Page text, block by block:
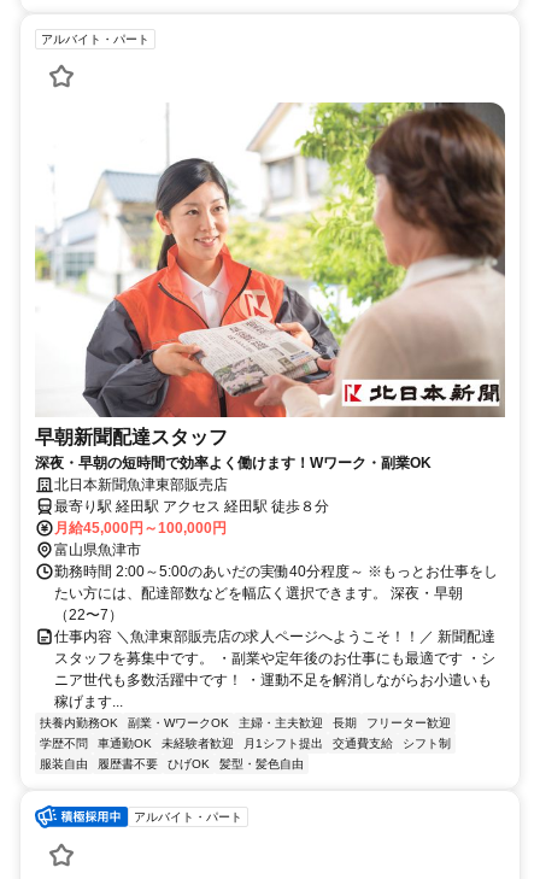
アルバイト・パート
早朝新聞配達スタッフ
深夜・早朝の短時間で効率よく働けます！Wワーク・副業OK
北日本新聞魚津東部販売店
最寄り駅 経田駅 アクセス 経田駅 徒歩８分
月給45,000円～100,000円
富山県魚津市
勤務時間 2:00～5:00のあいだの実働40分程度～ ※もっとお仕事をし
たい方には、配達部数などを幅広く選択できます。 深夜・早朝
（22〜7）
仕事内容 ＼魚津東部販売店の求人ページへようこそ！！／ 新聞配達
スタッフを募集中です。 ・副業や定年後のお仕事にも最適です ・シ
ニア世代も多数活躍中です！ ・運動不足を解消しながらお小遣いも
稼げます...
扶養内勤務OK 副業・WワークOK 主婦・主夫歓迎 長期
フリーター歓迎
学歴不問
車通勤OK 未経験者歓迎 月1シフト提出 交通費支給
シフト制
服装自由
履歴書不要 ひげOK 髪型・髪色自由
アルバイト・パート